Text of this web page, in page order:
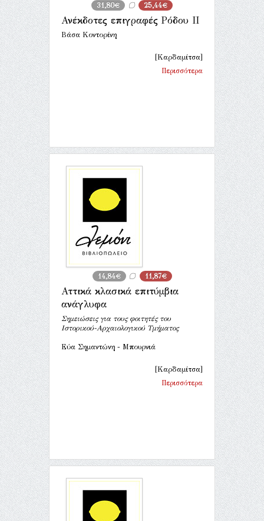
31,80€ 25,44€
Ανέκδοτες επιγραφές Ρόδου ΙΙ
Βάσα Κοντορίνη
[Καρδαμίτσα]
Περισσότερα
14,84€ 11,87€
Αττικά κλασικά επιτύμβια
ανάγλυφα
Σημειώσεις για τους φοιτητές του
Ιστορικού-Αρχαιολογικού Τμήματος
Εύα Σημαντώνη - Μπουρνιά
[Καρδαμίτσα]
Περισσότερα